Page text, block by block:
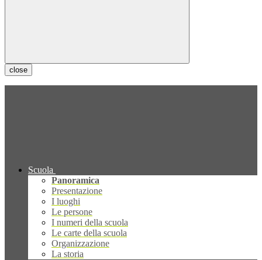
close
Scuola
Panoramica
Presentazione
I luoghi
Le persone
I numeri della scuola
Le carte della scuola
Organizzazione
La storia